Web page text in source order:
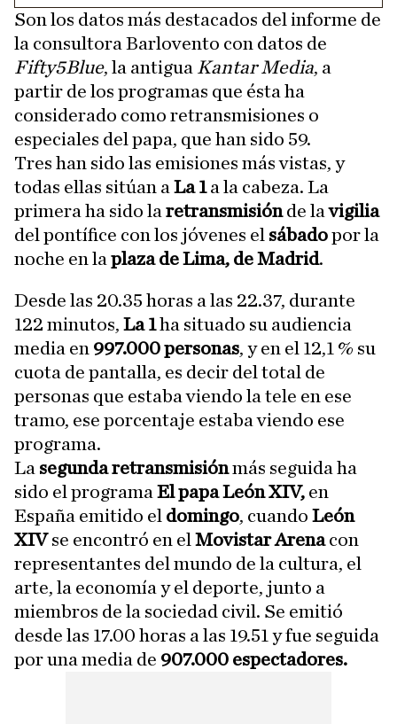
Son los datos más destacados del informe de
la consultora Barlovento con datos de
Fifty5Blue, la antigua Kantar Media, a
partir de los programas que ésta ha
considerado como retransmisiones o
especiales del papa, que han sido 59.
Tres han sido las emisiones más vistas, y
todas ellas sitúan a La 1a la cabeza. La
primera ha sido la retransmisiónde lavigilia
del pontífice con los jóvenes el sábadopor la
noche en la plaza de Lima, de Madrid.
Desde las 20.35 horas a las 22.37, durante
122 minutos, La 1ha situado su audiencia
media en 997.000 personas, y en el 12,1 % su
cuota de pantalla, es decir del total de
personas que estaba viendo la tele en ese
tramo, ese porcentaje estaba viendo ese
programa.
La segunda retransmisiónmás seguida ha
sido el programa El papa León XIV, en
España emitido el domingo, cuando León
XIVse encontró en el Movistar Arenacon
representantes del mundo de la cultura, el
arte, la economía y el deporte, junto a
miembros de la sociedad civil. Se emitió
desde las 17.00 horas a las 19.51 y fue seguida
por una media de 907.000 espectadores.